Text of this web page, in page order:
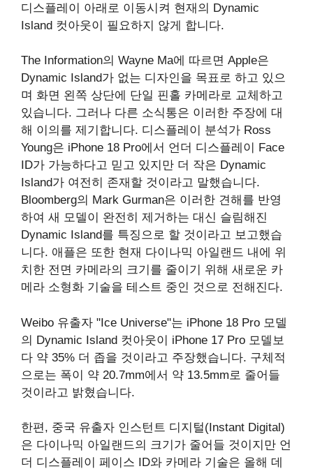
디스플레이 아래로 이동시켜 현재의 Dynamic
Island 컷아웃이 필요하지 않게 합니다.
The Information의 Wayne Ma에 따르면 Apple은
Dynamic Island가 없는 디자인을 목표로 하고 있으
며 화면 왼쪽 상단에 단일 핀홀 카메라로 교체하고
있습니다. 그러나 다른 소식통은 이러한 주장에 대
해 이의를 제기합니다. 디스플레이 분석가 Ross
Young은 iPhone 18 Pro에서 언더 디스플레이 Face
ID가 가능하다고 믿고 있지만 더 작은 Dynamic
Island가 여전히 존재할 것이라고 말했습니다.
Bloomberg의 Mark Gurman은 이러한 견해를 반영
하여 새 모델이 완전히 제거하는 대신 슬림해진
Dynamic Island를 특징으로 할 것이라고 보고했습
니다. 애플은 또한 현재 다이나믹 아일랜드 내에 위
치한 전면 카메라의 크기를 줄이기 위해 새로운 카
메라 소형화 기술을 테스트 중인 것으로 전해진다.
Weibo 유출자 "Ice Universe"는 iPhone 18 Pro 모델
의 Dynamic Island 컷아웃이 iPhone 17 Pro 모델보
다 약 35% 더 좁을 것이라고 주장했습니다. 구체적
으로는 폭이 약 20.7mm에서 약 13.5mm로 줄어들
것이라고 밝혔습니다.
한편, 중국 유출자 인스턴트 디지털(Instant Digital)
은 다이나믹 아일랜드의 크기가 줄어들 것이지만 언
더 디스플레이 페이스 ID와 카메라 기술은 올해 데